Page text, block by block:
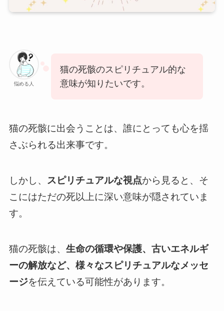
悩める人
猫の死骸のスピリチュアル的な
意味が知りたいです。
猫の死骸に出会うことは、誰にとっても心を揺
さぶられる出来事です。
しかし、 スピリチュアルな視点から見ると、そ
こにはただの死以上に深い意味が隠されていま
す。
猫の死骸は、 生命の循環や保護、古いエネルギ
ーの解放など、様々なスピリチュアルなメッセ
ージを伝えている可能性があります。